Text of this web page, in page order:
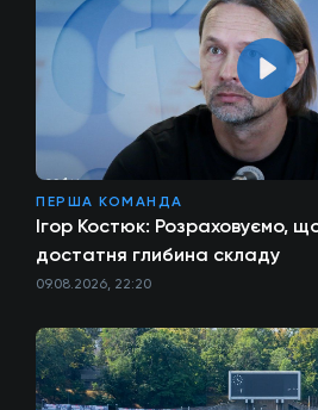
ПЕРША КОМАНДА
Ігор Костюк: Розраховуємо,
достатня глибина складу
09.08.2026, 22:20